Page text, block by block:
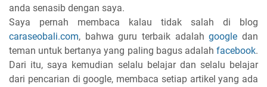
anda senasib dengan saya.
Saya pernah membaca kalau tidak salah di blog
caraseobali.com, bahwa guru terbaik adalahgoogle dan
teman untuk bertanya yang paling bagus adalah facebook.
Dari itu, saya kemudian selalu belajar dan selalu belajar
dari pencarian di google, membaca setiap artikel yang ada